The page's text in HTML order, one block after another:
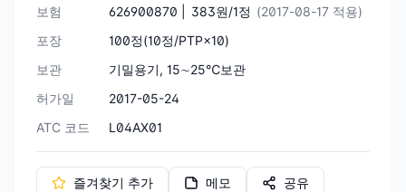
보험
626900870 | 383원/1정 (2017-08-17 적용)
포장
100정(10정/PTP×10)
보관
기밀용기, 15∼25℃보관
허가일
2017-05-24
ATC 코드
L04AX01
즐겨찾기 추가 메모 공유